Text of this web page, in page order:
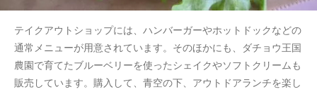
テイクアウトショップには、ハンバーガーやホットドックなどの
通常メニューが用意されています。そのほかにも、ダチョウ王国
農園で育てたブルーベリーを使ったシェイクやソフトクリームも
販売しています。購入して、青空の下、アウトドアランチを楽し